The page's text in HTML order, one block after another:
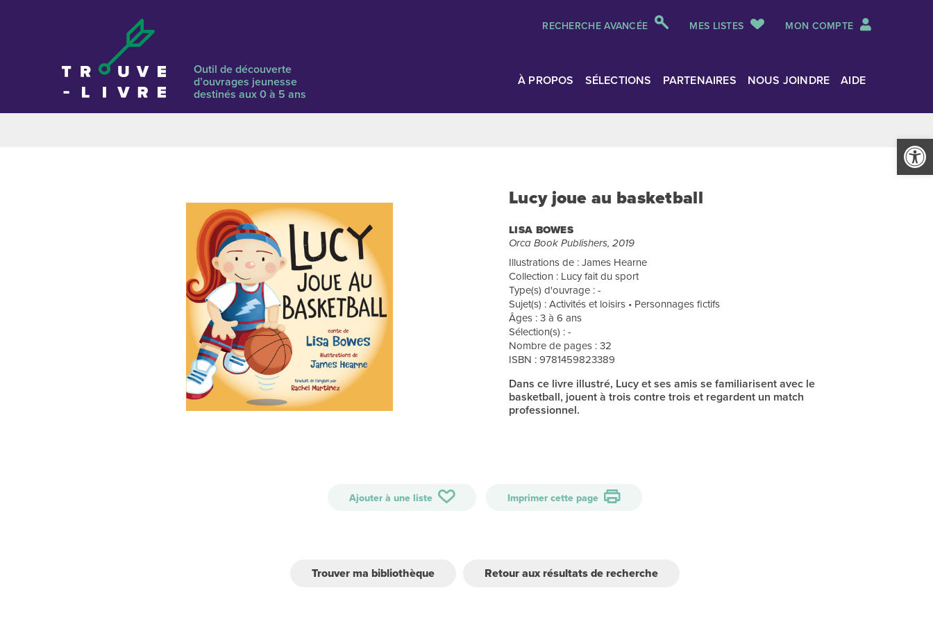
Ouvrir
RECHERCHE AVANCÉE MES LISTES MON COMPTE
Outil de découverte
d’ouvrages jeunesse
destinés aux 0 à 5 ans
À PROPOS SÉLECTIONS PARTENAIRES NOUS JOINDRE AIDE
Lucy joue au basketball
LISA BOWES
Orca Book Publishers, 2019
Illustrations de : James Hearne
Collection : Lucy fait du sport
Type(s) d'ouvrage : -
Sujet(s) : Activités et loisirs • Personnages fictifs
Âges : 3 à 6 ans
Sélection(s) : -
Nombre de pages : 32
ISBN : 9781459823389
Dans ce livre illustré, Lucy et ses amis se familiarisent avec le
basketball, jouent à trois contre trois et regardent un match
professionnel.
Ajouter à une liste Imprimer cette page
Trouver ma bibliothèque Retour aux résultats de recherche